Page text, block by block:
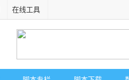
在线工具